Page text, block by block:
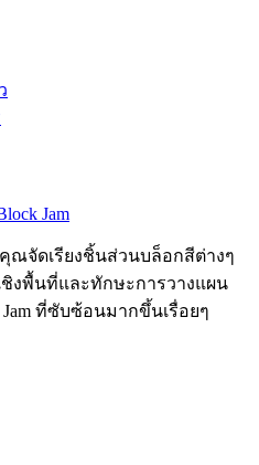
Jam
ณจัดเรียงชิ้นส่วนบล็อกสีต่างๆ
งพื้นที่และทักษะการวางแผน
ที่ซับซ้อนมากขึ้นเรื่อยๆ